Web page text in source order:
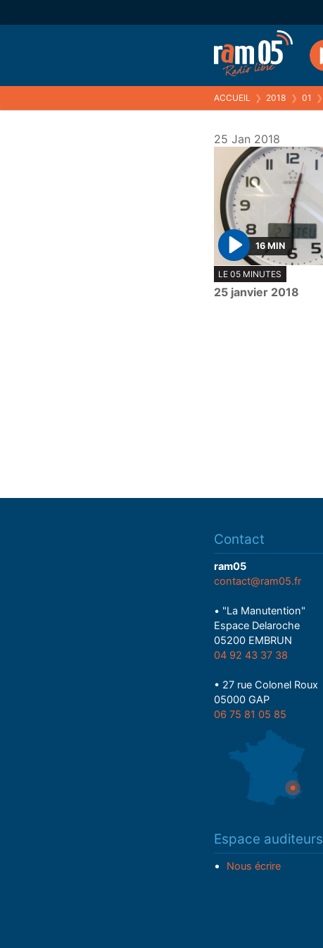
ACCUEIL ❯ 2018 ❯ 01 ❯
25 Jan 2018
P
l
a
16 MIN
LE 05 MINUTES
25 janvier 2018
Contact
ram05
contact@ram05.fr
• "La Manutention"
Espace Delaroche
05200 EMBRUN
04 92 43 37 38
• 27 rue Colonel Roux
05000 GAP
06 75 81 05 85
Espace auditeurs
Nous écrire